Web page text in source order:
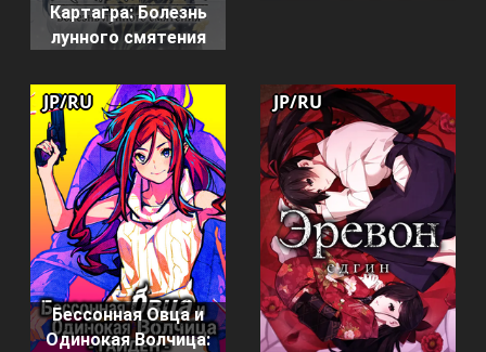
Картагра: Болезнь
лунного смятения
Бессонная Овца и
Одинокая Волчица:
JP/RU JP/RU